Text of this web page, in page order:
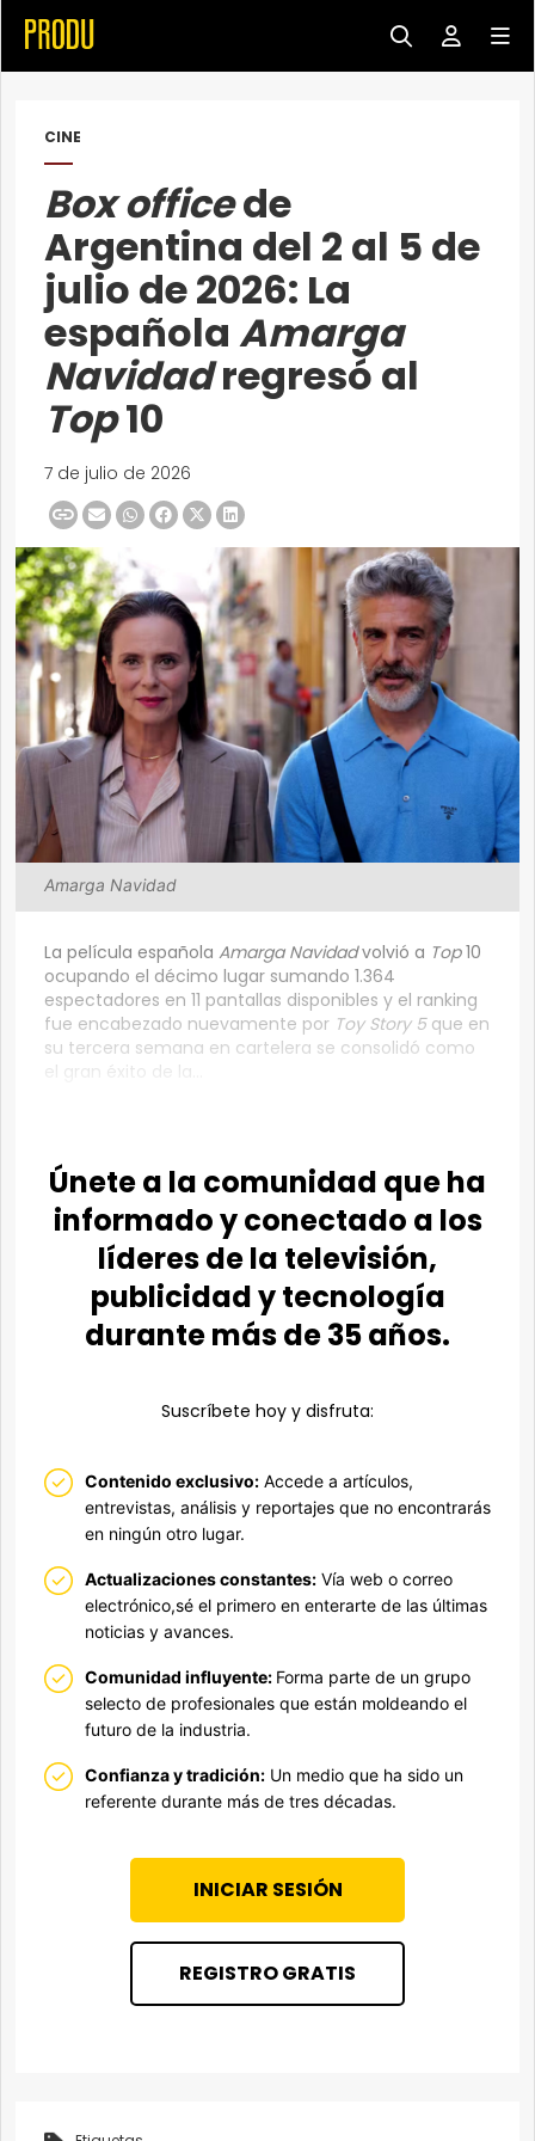
CINE
Box officede
Argentina del 2 al 5 de
julio de 2026: La
española Amarga
Navidadregresó al
Top10
7 de julio de 2026
Amarga Navidad
La película española Amarga Navidadvolvió a Top10
ocupando el décimo lugar sumando 1.364
espectadores en 11 pantallas disponibles y el ranking
fue encabezado nuevamente por Toy Story 5que en
su tercera semana en cartelera se consolidó como
el gran éxito de la...
Únete a la comunidad que ha
informado y conectado a los
líderes de la televisión,
publicidad y tecnología
durante más de 35 años.
Suscríbete hoy y disfruta:
Contenido exclusivo: Accede a artículos,
entrevistas, análisis y reportajes que no encontrarás
en ningún otro lugar.
Actualizaciones constantes: Vía web o correo
electrónico,sé el primero en enterarte de las últimas
noticias y avances.
Comunidad influyente: Forma parte de un grupo
selecto de profesionales que están moldeando el
futuro de la industria.
Confianza y tradición: Un medio que ha sido un
referente durante más de tres décadas.
INICIAR SESIÓN
REGISTRO GRATIS